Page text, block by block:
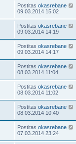
Postitas okasrebane
09.03.2014 15:02
Postitas okasrebane
09.03.2014 14:19
Postitas okasrebane
09.03.2014 14:17
Postitas okasrebane
08.03.2014 11:04
Postitas okasrebane
08.03.2014 11:02
Postitas okasrebane
08.03.2014 10:40
Postitas okasrebane
07.03.2014 23:24